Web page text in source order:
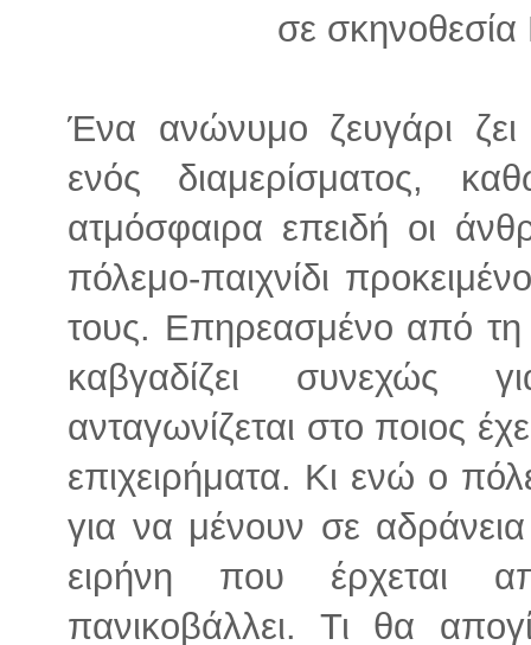
σε
Ένα ανώνυμο ζευγάρι
ενός διαμερίσματος,
ατμόσφαιρα επειδή οι
πόλεμο-παιχνίδι
τους. Επηρεασμένο από
καβγαδίζει συνεχώς
ανταγωνίζεται στο ποιος
επιχειρήματα. Κι ενώ ο
για να μένουν σε
ειρήνη που έρχεται
πανικοβάλλει. Τι θα